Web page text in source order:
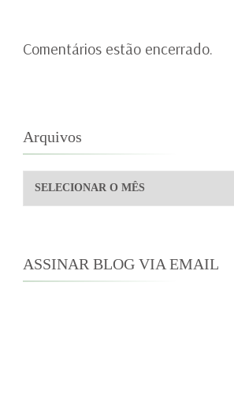
Comentários estão encerrado.
Arquivos
Arquivos
ASSINAR BLOG VIA EMAIL